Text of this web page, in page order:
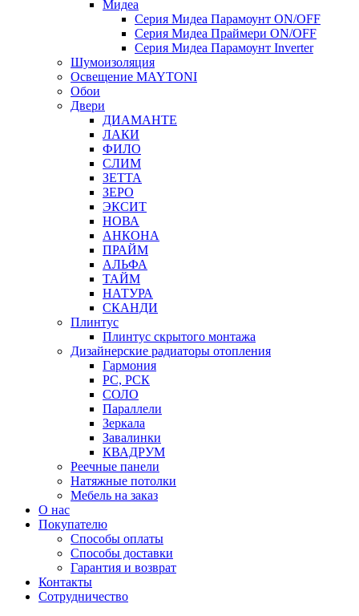
Мидеа
Серия Мидеа Парамоунт ON/OFF
Серия Мидеа Праймери ON/OFF
Серия Мидеа Парамоунт Inverter
Шумоизоляция
Освещение MAYTONI
Обои
Двери
ДИАМАНТЕ
ЛАКИ
ФИЛО
СЛИМ
ЗЕТТА
ЗЕРО
ЭКСИТ
НОВА
АНКОНА
ПРАЙМ
АЛЬФА
ТАЙМ
НАТУРА
СКАНДИ
Плинтус
Плинтус скрытого монтажа
Дизайнерские радиаторы отопления
Гармония
РС, РСК
СОЛО
Параллели
Зеркала
Завалинки
КВАДРУМ
Реечные панели
Натяжные потолки
Мебель на заказ
О нас
Покупателю
Способы оплаты
Способы доставки
Гарантия и возврат
Контакты
Сотрудничество